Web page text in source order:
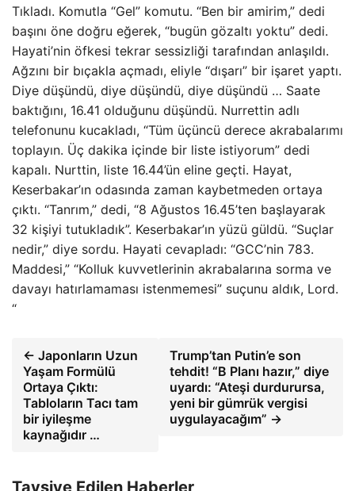
Tıkladı. Komutla “Gel” komutu. “Ben bir amirim,” dedi
başını öne doğru eğerek, “bugün gözaltı yoktu” dedi.
Hayati’nin öfkesi tekrar sessizliği tarafından anlaşıldı.
Ağzını bir bıçakla açmadı, eliyle “dışarı” bir işaret yaptı.
Diye düşündü, diye düşündü, diye düşündü … Saate
baktığını, 16.41 olduğunu düşündü. Nurrettin adlı
telefonunu kucakladı, “Tüm üçüncü derece akrabalarımı
toplayın. Üç dakika içinde bir liste istiyorum” dedi
kapalı. Nurttin, liste 16.44’ün eline geçti. Hayat,
Keserbakar’ın odasında zaman kaybetmeden ortaya
çıktı. “Tanrım,” dedi, “8 Ağustos 16.45’ten başlayarak
32 kişiyi tutukladık”. Keserbakar’ın yüzü güldü. “Suçlar
nedir,” diye sordu. Hayati cevapladı: “GCC’nin 783.
Maddesi,” “Kolluk kuvvetlerinin akrabalarına sorma ve
davayı hatırlamaması istenmemesi” suçunu aldık, Lord.
“
← Japonların Uzun
Yaşam Formülü
Ortaya Çıktı:
Tabloların Tacı tam
bir iyileşme
kaynağıdır …
Trump’tan Putin’e son
tehdit! “B Planı hazır,” diye
uyardı: “Ateşi durdurursa,
yeni bir gümrük vergisi
uygulayacağım” →
Tavsiye Edilen Haberler